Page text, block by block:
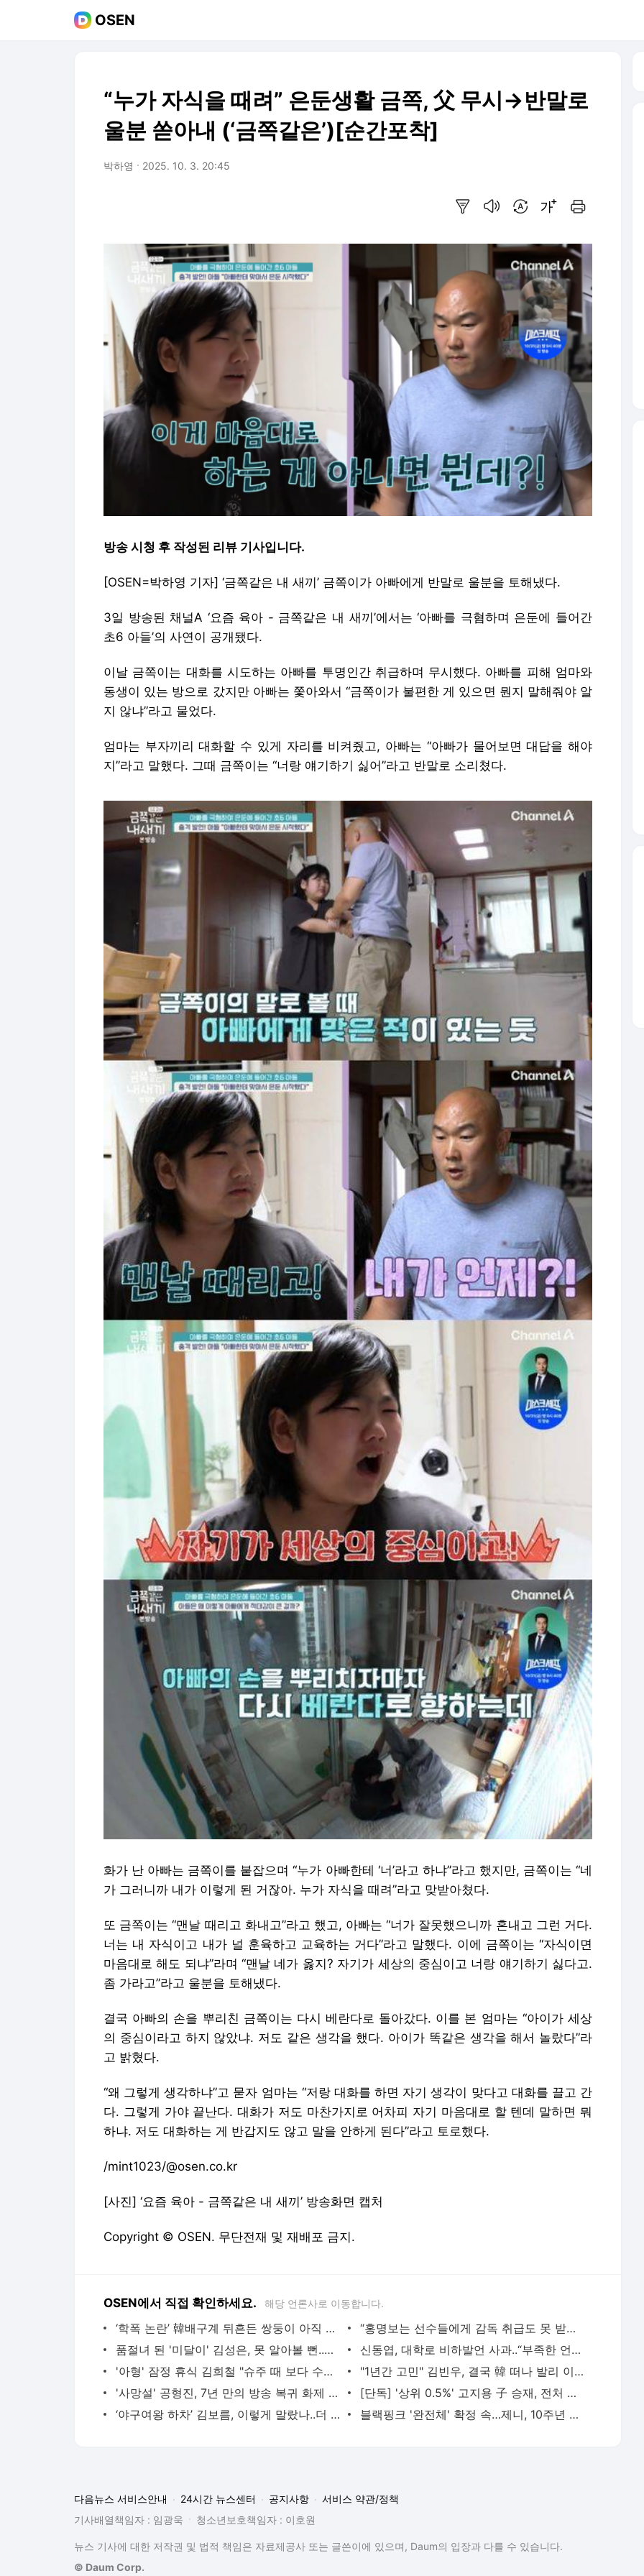
OSEN
“누가 자식을 때려” 은둔생활 금쪽, 父 무시→반말로
울분 쏟아내 (‘금쪽같은’)[순간포착]
박하영 2025. 10. 3. 20:45
방송 시청 후 작성된 리뷰 기사입니다.
[OSEN=박하영 기자] ‘금쪽같은 내 새끼’ 금쪽이가 아빠에게 반말로 울분을 토해냈다.
3일 방송된 채널A ‘요즘 육아 - 금쪽같은 내 새끼’에서는 ‘아빠를 극혐하며 은둔에 들어간
초6 아들’의 사연이 공개됐다.
이날 금쪽이는 대화를 시도하는 아빠를 투명인간 취급하며 무시했다. 아빠를 피해 엄마와
동생이 있는 방으로 갔지만 아빠는 쫓아와서 “금쪽이가 불편한 게 있으면 뭔지 말해줘야 알
지 않냐”라고 물었다.
엄마는 부자끼리 대화할 수 있게 자리를 비켜줬고, 아빠는 “아빠가 물어보면 대답을 해야
지”라고 말했다. 그때 금쪽이는 “너랑 얘기하기 싫어”라고 반말로 소리쳤다.
화가 난 아빠는 금쪽이를 붙잡으며 “누가 아빠한테 ‘너’라고 하냐”라고 했지만, 금쪽이는 “네
가 그러니까 내가 이렇게 된 거잖아. 누가 자식을 때려”라고 맞받아쳤다.
또 금쪽이는 “맨날 때리고 화내고”라고 했고, 아빠는 “너가 잘못했으니까 혼내고 그런 거다.
너는 내 자식이고 내가 널 훈육하고 교육하는 거다”라고 말했다. 이에 금쪽이는 “자식이면
마음대로 해도 되냐”라며 “맨날 네가 옳지? 자기가 세상의 중심이고 너랑 얘기하기 싫다고.
좀 가라고”라고 울분을 토해냈다.
결국 아빠의 손을 뿌리친 금쪽이는 다시 베란다로 돌아갔다. 이를 본 엄마는 “아이가 세상
의 중심이라고 하지 않았냐. 저도 같은 생각을 했다. 아이가 똑같은 생각을 해서 놀랐다”라
고 밝혔다.
“왜 그렇게 생각하냐”고 묻자 엄마는 “저랑 대화를 하면 자기 생각이 맞다고 대화를 끌고 간
다. 그렇게 가야 끝난다. 대화가 저도 마찬가지로 어차피 자기 마음대로 할 텐데 말하면 뭐
하냐. 저도 대화하는 게 반갑지도 않고 말을 안하게 된다”라고 토로했다.
/mint1023/@osen.co.kr
[사진] ‘요즘 육아 - 금쪽같은 내 새끼’ 방송화면 캡처
Copyright © OSEN. 무단전재 및 재배포 금지.
OSEN에서 직접 확인하세요. 해당 언론사로 이동합니다.
‘학폭 논란’ 韓배구계 뒤흔든 쌍둥이 아직 현역이다! 나란히 아제르바이잔행→5년 만에 한솥
“홍명보는 선수들에게 감독 취급도 못 받았구만…” 축구팬들이 충격받은 이유…남아공전 하
품절녀 된 '미달이' 김성은, 못 알아볼 뻔..우아함 물씬 "생일 축하해"
신동엽, 대학로 비하발언 사과..“부족한 언행, 현장 노고 배려 못했다” [전문]
'아형' 잠정 휴식 김희철 "슈주 때 보다 수입 많다"…복귀 기대UP [핫피플]
"1년간 고민" 김빈우, 결국 韓 떠나 발리 이민…논란 속 새출발
'사망설' 공형진, 7년 만의 방송 복귀 화제 "1억 시계, 10개 팔아버텼다" [핫피플]
[단독] '상위 0.5%' 고지용 子 승재, 전처 허양임이 키운다…극비 이혼 2년 만 고백 (종합)
‘야구여왕 하차’ 김보름, 이렇게 말랐나..더 야위어진 근황 ‘걱정’
블랙핑크 '완전체' 확정 속…제니, 10주년 추억 꺼냈다 "함께 고마워"
다음뉴스 서비스안내 24시간 뉴스센터 공지사항
서비스 약관/정책
기사배열책임자 : 임광욱
청소년보호책임자 : 이호원
뉴스 기사에 대한 저작권 및 법적 책임은 자료제공사 또는 글쓴이에 있으며, Daum의 입장과 다를 수 있습니다.
© Daum Corp.